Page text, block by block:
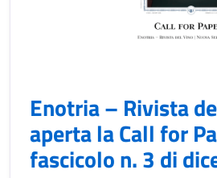
Enotria – Rivista
aperta la Call for
fascicolo n. 3 di